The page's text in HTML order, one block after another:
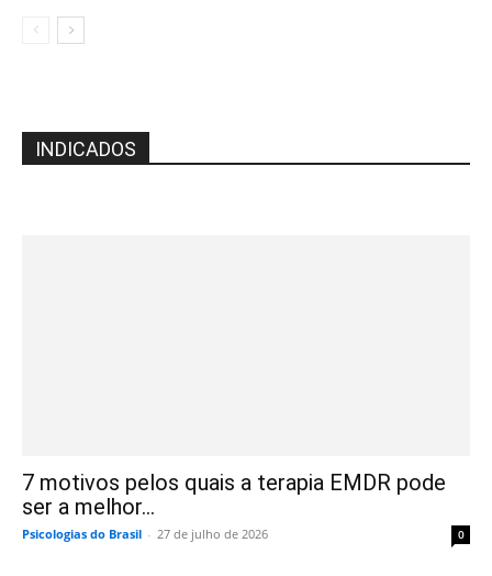
INDICADOS
7 motivos pelos quais a terapia EMDR pode
ser a melhor...
Psicologias do Brasil - 27 de julho de 2026 0